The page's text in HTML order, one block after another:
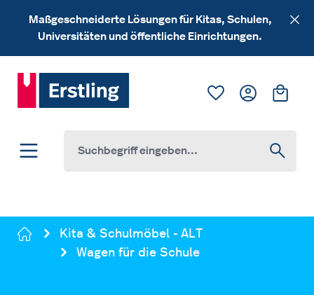
Zum Hauptinhalt springen
Maßgeschneiderte Lösungen für Kitas, Schulen,
Universitäten und öffentliche Einrichtungen.
Du hast 0
Kita & Schulmöbel - ALT
Wagen für die Schule